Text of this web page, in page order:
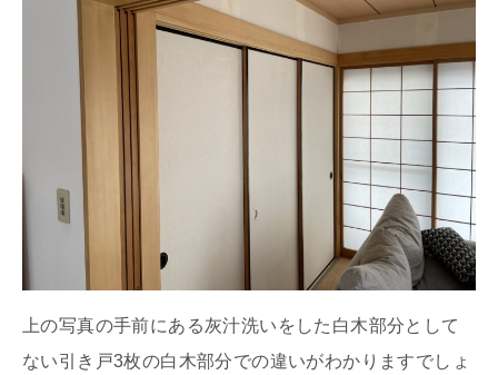
上の写真の手前にある灰汁洗いをした白木部分として
ない引き戸3枚の白木部分での違いがわかりますでしょ